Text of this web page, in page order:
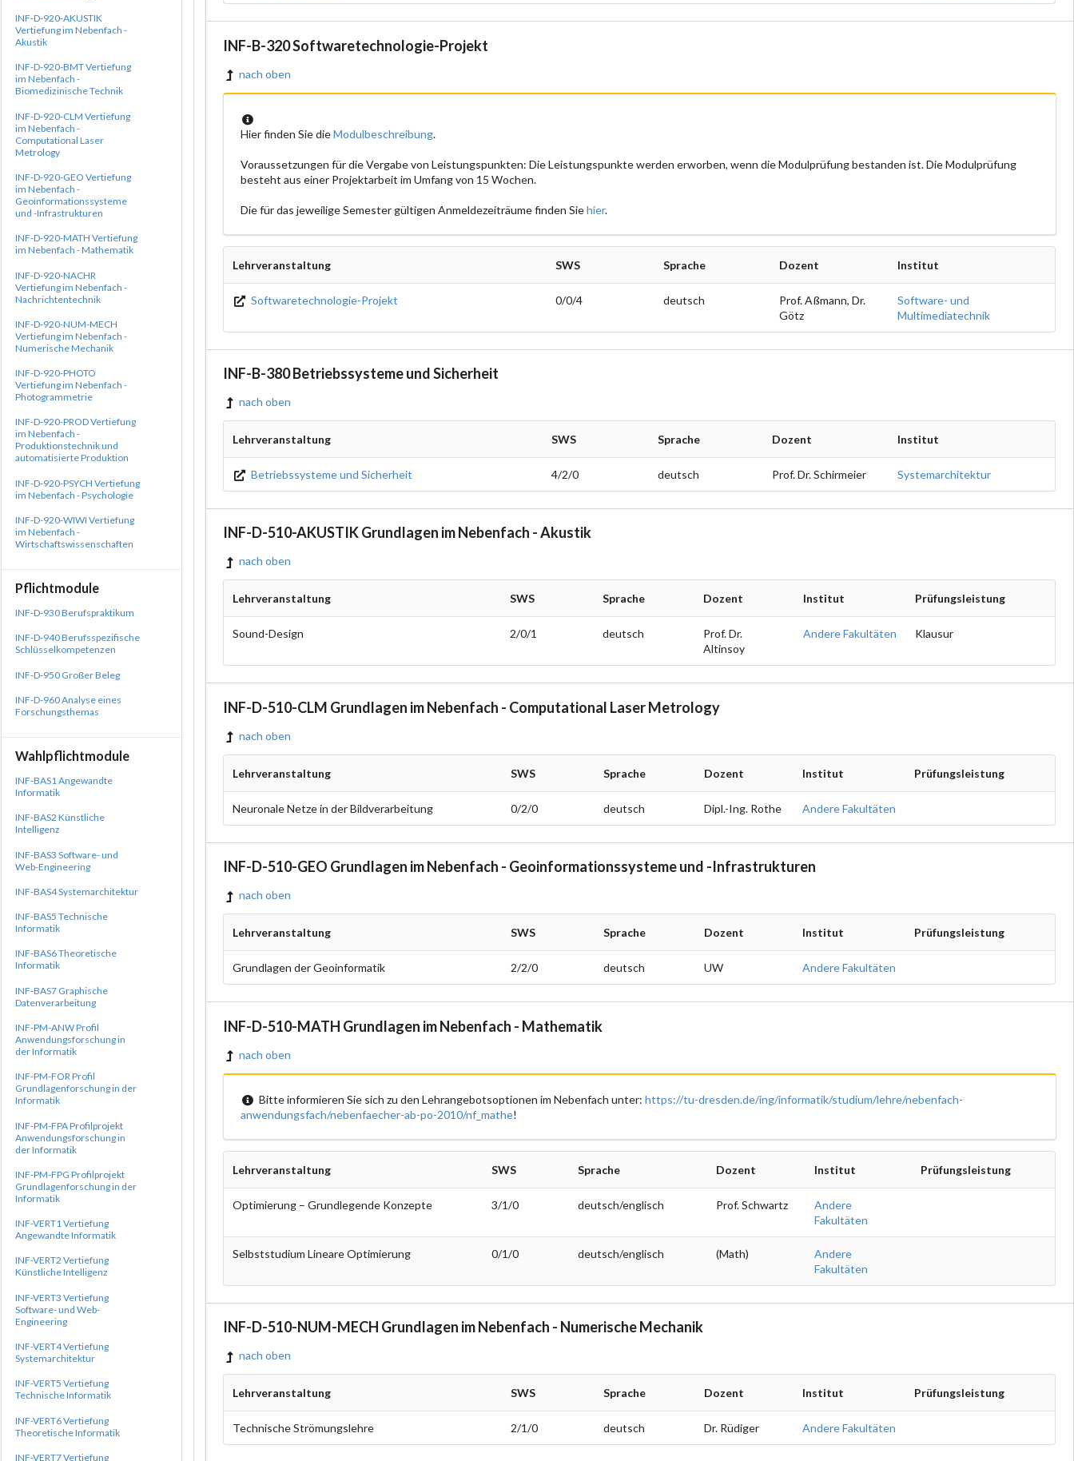
INF-D-920-AKUSTIK
Vertiefung im Nebenfach -
Akustik
INF-D-920-BMT Vertiefung
im Nebenfach -
Biomedizinische Technik
INF-D-920-CLM Vertiefung
im Nebenfach -
Computational Laser
Metrology
INF-D-920-GEO Vertiefung
im Nebenfach -
Geoinformationssysteme
und -Infrastrukturen
INF-D-920-MATH Vertiefung
im Nebenfach - Mathematik
INF-D-920-NACHR
Vertiefung im Nebenfach -
Nachrichtentechnik
INF-D-920-NUM-MECH
Vertiefung im Nebenfach -
Numerische Mechanik
INF-D-920-PHOTO
Vertiefung im Nebenfach -
Photogrammetrie
INF-D-920-PROD Vertiefung
im Nebenfach -
Produktionstechnik und
automatisierte Produktion
INF-D-920-PSYCH Vertiefung
im Nebenfach - Psychologie
INF-D-920-WIWI Vertiefung
im Nebenfach -
Wirtschaftswissenschaften
Pflichtmodule
INF-D-930 Berufspraktikum
INF-D-940 Berufsspezifische
Schlüsselkompetenzen
INF-D-950 Großer Beleg
INF-D-960 Analyse eines
Forschungsthemas
Wahlpflichtmodule
INF-BAS1 Angewandte
Informatik
INF-BAS2 Künstliche
Intelligenz
INF-BAS3 Software- und
Web-Engineering
INF-BAS4 Systemarchitektur
INF-BAS5 Technische
Informatik
INF-BAS6 Theoretische
Informatik
INF-BAS7 Graphische
Datenverarbeitung
INF-PM-ANW Profil
Anwendungsforschung in
der Informatik
INF-PM-FOR Profil
Grundlagenforschung in der
Informatik
INF-PM-FPA Profilprojekt
Anwendungsforschung in
der Informatik
INF-PM-FPG Profilprojekt
Grundlagenforschung in der
Informatik
INF-VERT1 Vertiefung
Angewandte Informatik
INF-VERT2 Vertiefung
Künstliche Intelligenz
INF-VERT3 Vertiefung
Software- und Web-
Engineering
INF-VERT4 Vertiefung
Systemarchitektur
INF-VERT5 Vertiefung
Technische Informatik
INF-VERT6 Vertiefung
Theoretische Informatik
INF-VERT7 Vertiefung
INF-B-320 Softwaretechnologie-Projekt
nach oben
Hier finden Sie dieModulbeschreibung.
Voraussetzungen für die Vergabe von Leistungspunkten: Die Leistungspunkte werden erworben, wenn die Modulprüfung bestanden ist. Die Modulprüfung
besteht aus einer Projektarbeit im Umfang von 15 Wochen.
Die für das jeweilige Semester gültigen Anmeldezeiträume finden Siehier.
Lehrveranstaltung SWS Sprache Dozent Institut
Softwaretechnologie-Projekt 0/0/4 deutsch
Prof. Aßmann, Dr.
Götz
Software- und
Multimediatechnik
INF-B-380 Betriebssysteme und Sicherheit
nach oben
Lehrveranstaltung SWS Sprache Dozent Institut
Betriebssysteme und Sicherheit 4/2/0 deutsch Prof. Dr. Schirmeier Systemarchitektur
INF-D-510-AKUSTIK Grundlagen im Nebenfach - Akustik
nach oben
Lehrveranstaltung SWS Sprache Dozent Institut Prüfungsleistung
Sound-Design 2/0/1 deutsch
Prof. Dr.
Altinsoy
Andere Fakultäten Klausur
INF-D-510-CLM Grundlagen im Nebenfach - Computational Laser Metrology
nach oben
Lehrveranstaltung SWS Sprache Dozent Institut Prüfungsleistung
Neuronale Netze in der Bildverarbeitung 0/2/0 deutsch Dipl.-Ing. Rothe Andere Fakultäten
INF-D-510-GEO Grundlagen im Nebenfach - Geoinformationssysteme und -Infrastrukturen
nach oben
Lehrveranstaltung SWS Sprache Dozent Institut Prüfungsleistung
Grundlagen der Geoinformatik 2/2/0 deutsch UW Andere Fakultäten
INF-D-510-MATH Grundlagen im Nebenfach - Mathematik
nach oben
Bitte informieren Sie sich zu den Lehrangebotsoptionen im Nebenfach unter:https://tu-dresden.de/ing/informatik/studium/lehre/nebenfach-
anwendungsfach/nebenfaecher-ab-po-2010/nf_mathe!
Lehrveranstaltung SWS Sprache Dozent Institut Prüfungsleistung
Optimierung – Grundlegende Konzepte 3/1/0 deutsch/englisch Prof. Schwartz
Andere
Fakultäten
Selbststudium Lineare Optimierung 0/1/0 deutsch/englisch (Math)
Andere
Fakultäten
INF-D-510-NUM-MECH Grundlagen im Nebenfach - Numerische Mechanik
nach oben
Lehrveranstaltung SWS Sprache Dozent Institut Prüfungsleistung
Technische Strömungslehre 2/1/0 deutsch Dr. Rüdiger Andere Fakultäten